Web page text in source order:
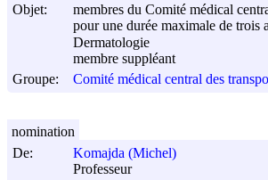
Objet:
membres du Comité médical
pour une durée maximale de trois
Dermatologie
membre suppléant
Groupe:
Comité médical central des
De:
Komajda (Michel)
Professeur
nomination